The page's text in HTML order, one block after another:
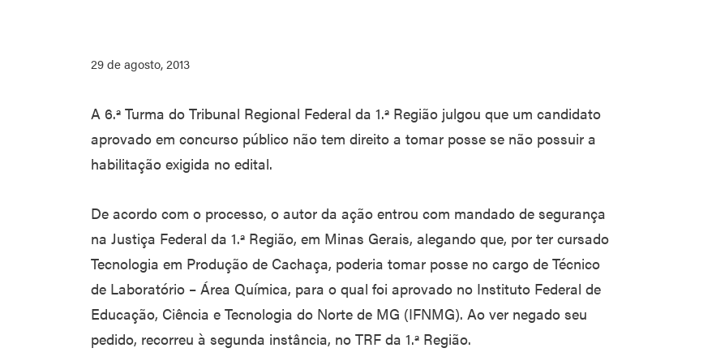
29 de agosto, 2013
A 6.ª Turma do Tribunal Regional Federal da 1.ª Região julgou que um candidato
aprovado em concurso público não tem direito a tomar posse se não possuir a
habilitação exigida no edital.
De acordo com o processo, o autor da ação entrou com mandado de segurança
na Justiça Federal da 1.ª Região, em Minas Gerais, alegando que, por ter cursado
Tecnologia em Produção de Cachaça, poderia tomar posse no cargo de Técnico
de Laboratório – Área Química, para o qual foi aprovado no Instituto Federal de
Educação, Ciência e Tecnologia do Norte de MG (IFNMG). Ao ver negado seu
pedido, recorreu à segunda instância, no TRF da 1.ª Região.